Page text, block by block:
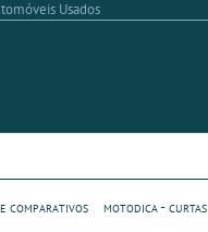
Usados
comparativos
motodica - curtas